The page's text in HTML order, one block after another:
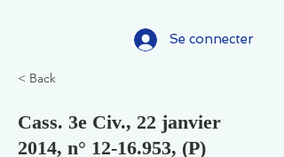
Se connecter
< Back
Cass. 3e Civ., 22 janvier
2014, n° 12-16.953, (P)